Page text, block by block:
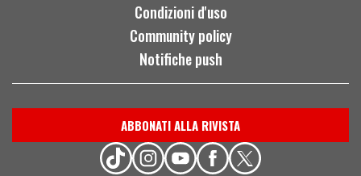
Condizioni d'uso
Community policy
Notifiche push
ABBONATI ALLA RIVISTA